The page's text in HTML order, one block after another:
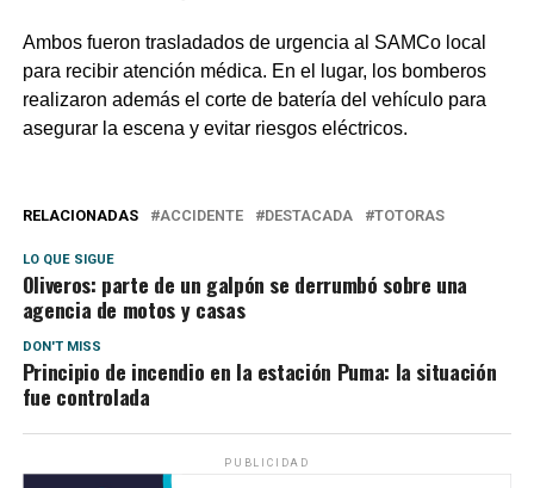
Ambos fueron trasladados de urgencia al SAMCo local
para recibir atención médica. En el lugar, los bomberos
realizaron además el corte de batería del vehículo para
asegurar la escena y evitar riesgos eléctricos.
RELACIONADAS ACCIDENTE DESTACADA TOTORAS
LO QUE SIGUE
Oliveros: parte de un galpón se derrumbó sobre una
agencia de motos y casas
DON'T MISS
Principio de incendio en la estación Puma: la situación
fue controlada
PUBLICIDAD